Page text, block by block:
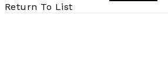
Return To List